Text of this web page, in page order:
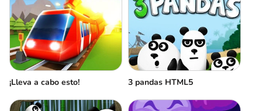
¡Lleva a cabo esto! 3 pandas HTML5